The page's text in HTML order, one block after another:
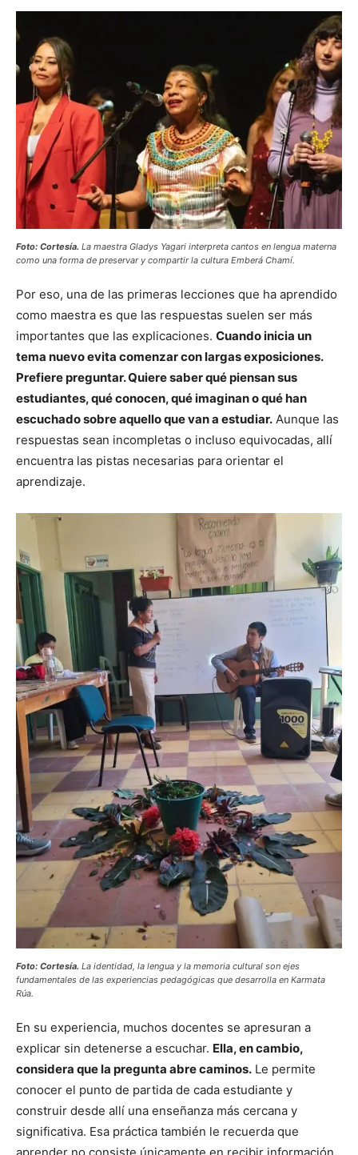
Foto: Cortesía. La maestra Gladys Yagari interpreta cantos en lengua materna
como una forma de preservar y compartir la cultura Emberá Chamí.
Por eso, una de las primeras lecciones que ha aprendido
como maestra es que las respuestas suelen ser más
importantes que las explicaciones. Cuando inicia un
tema nuevo evita comenzar con largas exposiciones.
Prefiere preguntar. Quiere saber qué piensan sus
estudiantes, qué conocen, qué imaginan o qué han
escuchado sobre aquello que van a estudiar. Aunque las
respuestas sean incompletas o incluso equivocadas, allí
encuentra las pistas necesarias para orientar el
aprendizaje.
Foto: Cortesía. La identidad, la lengua y la memoria cultural son ejes
fundamentales de las experiencias pedagógicas que desarrolla en Karmata
Rúa.
En su experiencia, muchos docentes se apresuran a
explicar sin detenerse a escuchar. Ella, en cambio,
considera que la pregunta abre caminos. Le permite
conocer el punto de partida de cada estudiante y
construir desde allí una enseñanza más cercana y
significativa. Esa práctica también le recuerda que